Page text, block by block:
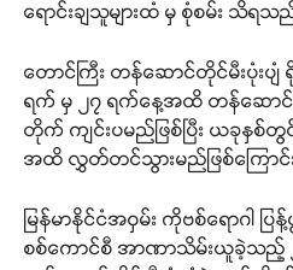
ရောင်းချသူများထံ မှ စုံစမ်း သိရသ
တောင်ကြီး တန်ဆောင်တိုင်မီးပုံးပျံ
ရက် မှ ၂၇ ရက်နေ့အထိ တန်ဆော
တိုက် ကျင်းပမည်ဖြစ်ပြီး ယခုနှစ်တွ
အထိ လွှတ်တင်သွားမည်ဖြစ်ကြော
မြန်မာနိုင်ငံအဝှမ်း ကိုဗစ်ရောဂါ ပ
စစ်ကောင်စီ အာဏာသိမ်းယူခဲ့သည့်